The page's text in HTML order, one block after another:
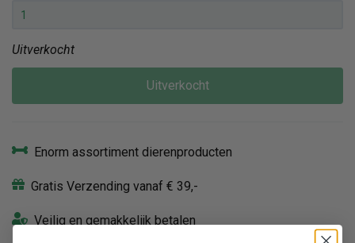
Uitverkocht
Uitverkocht
Enorm assortiment dierenproducten
Gratis Verzending vanaf € 39,-
Veilig en gemakkelijk betalen